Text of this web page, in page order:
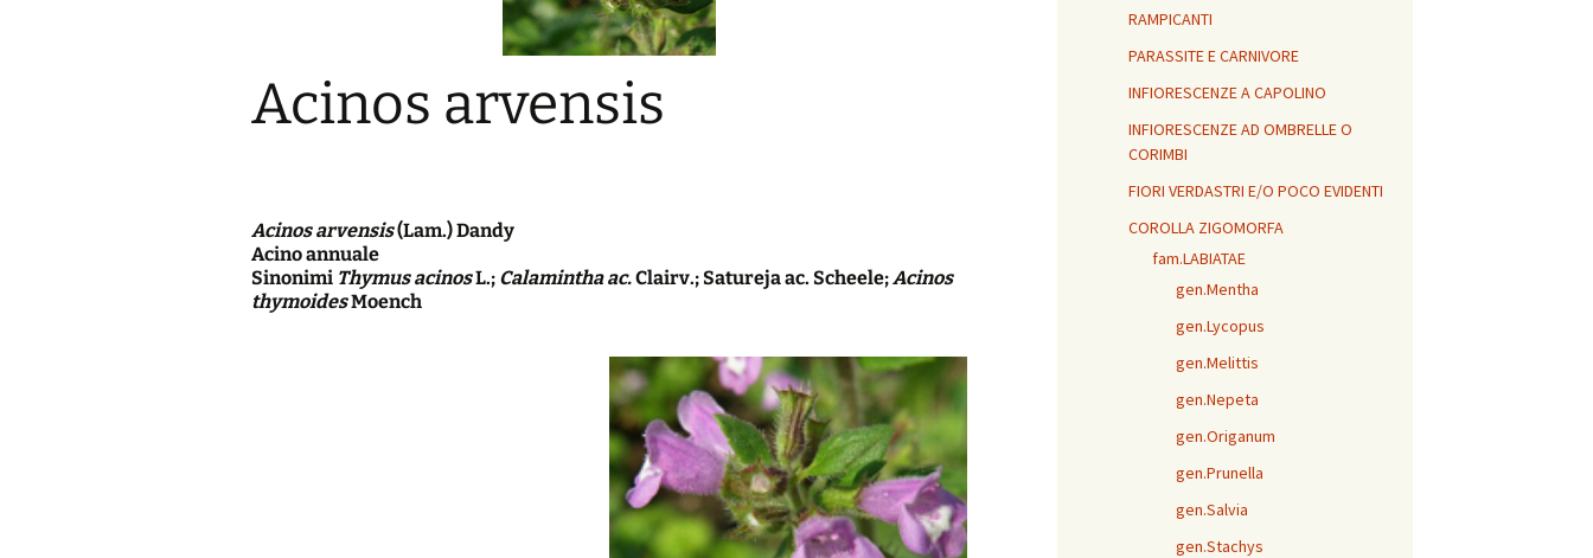
Acinos arvensis
Acinos arvensis(Lam.) Dandy
Acino annuale
Sinonimi Thymus acinosL.; Calamintha ac.Clairv.; Satureja ac. Scheele;Acinos
thymoidesMoench
RAMPICANTI
PARASSITE E CARNIVORE
INFIORESCENZE A CAPOLINO
INFIORESCENZE AD OMBRELLE O
CORIMBI
FIORI VERDASTRI E/O POCO EVIDENTI
COROLLA ZIGOMORFA
fam.LABIATAE
gen.Mentha
gen.Lycopus
gen.Melittis
gen.Nepeta
gen.Origanum
gen.Prunella
gen.Salvia
gen.Stachys